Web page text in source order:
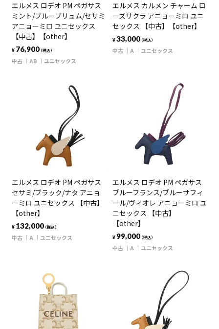
エルメス ロデオ PM ペガサス
ミント/ブルーブリュム/セサミ
アニョーミロ ユニセックス
【中古】【other】
¥ 76,900（税込）
中古 AB ユニセックス
エルメス カルメン チャーム ロ
ーズサクラ アニョーミロ ユニ
セックス 【中古】【other】
¥33,000（税込）
中古 A ユニセックス
エルメス ロデオ PM ペガサス
セサミ/ブラック/ナタ アニョ
ーミロ ユニセックス 【中古】
【other】
¥ 132,000（税込）
中古 A ユニセックス
エルメス ロデオ PM ペガサス
ブルーフランス/ブルーサフィ
ール/ヴィオレ アニョーミロ ユ
ニセックス 【中古】
【other】
¥ 99,000（税込）
中古 A ユニセックス